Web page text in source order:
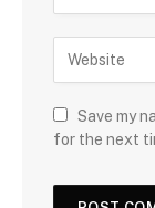
Save my
for the next